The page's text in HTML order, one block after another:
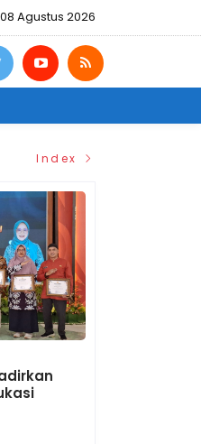
Agustus 2026
Index